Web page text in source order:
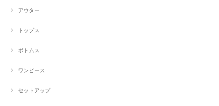
アウター
トップス
ボトムス
ワンピース
セットアップ